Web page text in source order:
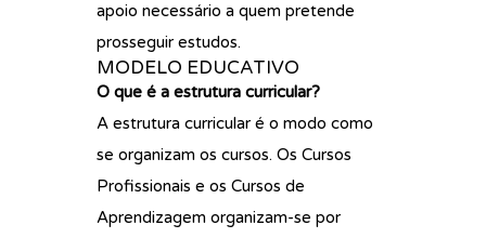
apoio necessário a quem pretende
prosseguir estudos.
MODELO EDUCATIVO
O que é a estrutura curricular?
A estrutura curricular é o modo como
se organizam os cursos. Os Cursos
Profissionais e os Cursos de
Aprendizagem organizam-se por